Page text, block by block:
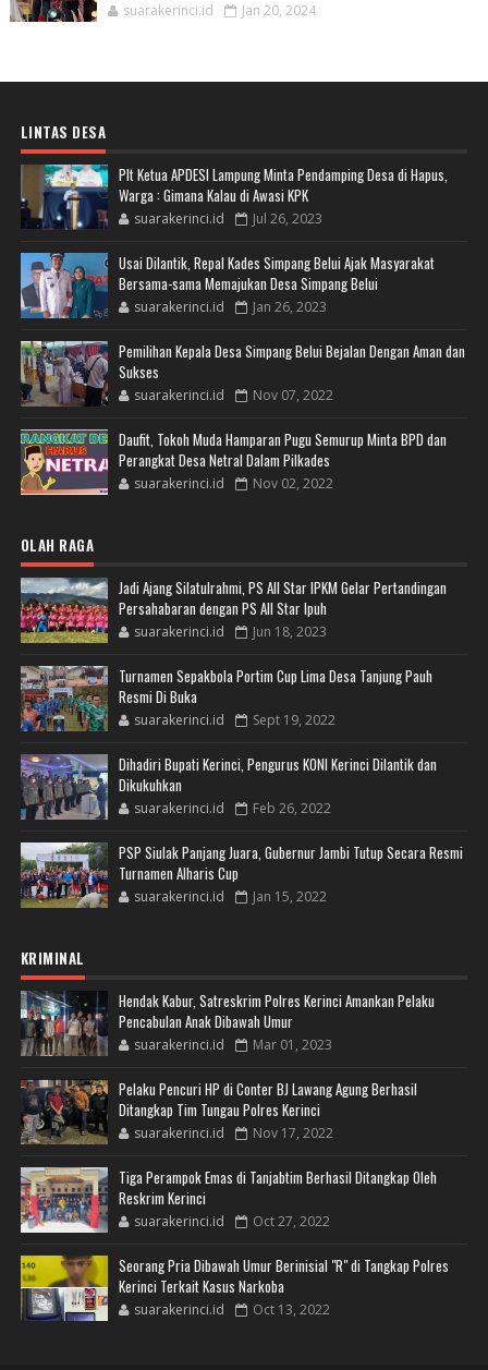
suarakerinci.id Jan 20, 2024
LINTAS DESA
Plt Ketua APDESI Lampung Minta Pendamping Desa di Hapus,
Warga : Gimana Kalau di Awasi KPK
suarakerinci.id Jul 26, 2023
Usai Dilantik, Repal Kades Simpang Belui Ajak Masyarakat
Bersama-sama Memajukan Desa Simpang Belui
suarakerinci.id Jan 26, 2023
Pemilihan Kepala Desa Simpang Belui Bejalan Dengan Aman dan
Sukses
suarakerinci.id Nov 07, 2022
Daufit, Tokoh Muda Hamparan Pugu Semurup Minta BPD dan
Perangkat Desa Netral Dalam Pilkades
suarakerinci.id Nov 02, 2022
OLAH RAGA
Jadi Ajang Silatulrahmi, PS All Star IPKM Gelar Pertandingan
Persahabaran dengan PS All Star Ipuh
suarakerinci.id Jun 18, 2023
Turnamen Sepakbola Portim Cup Lima Desa Tanjung Pauh
Resmi Di Buka
suarakerinci.id Sept 19, 2022
Dihadiri Bupati Kerinci, Pengurus KONI Kerinci Dilantik dan
Dikukuhkan
suarakerinci.id Feb 26, 2022
PSP Siulak Panjang Juara, Gubernur Jambi Tutup Secara Resmi
Turnamen Alharis Cup
suarakerinci.id Jan 15, 2022
KRIMINAL
Hendak Kabur, Satreskrim Polres Kerinci Amankan Pelaku
Pencabulan Anak Dibawah Umur
suarakerinci.id Mar 01, 2023
Pelaku Pencuri HP di Conter BJ Lawang Agung Berhasil
Ditangkap Tim Tungau Polres Kerinci
suarakerinci.id Nov 17, 2022
Tiga Perampok Emas di Tanjabtim Berhasil Ditangkap Oleh
Reskrim Kerinci
suarakerinci.id Oct 27, 2022
Seorang Pria Dibawah Umur Berinisial "R" di Tangkap Polres
Kerinci Terkait Kasus Narkoba
suarakerinci.id Oct 13, 2022